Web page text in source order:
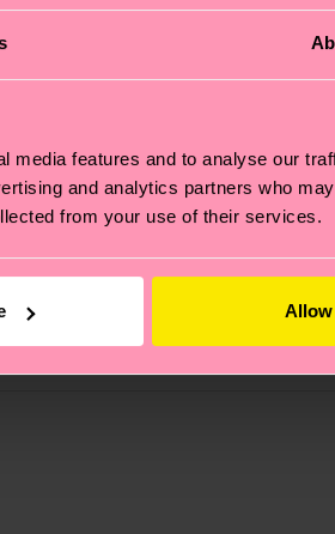
media features and to analyse our
and analytics partners who
from your use of their services.
Socke präsentiert ein
Bio-Baumwolle, bieten diese
damit sie auch den härtesten
Lieferkette, die